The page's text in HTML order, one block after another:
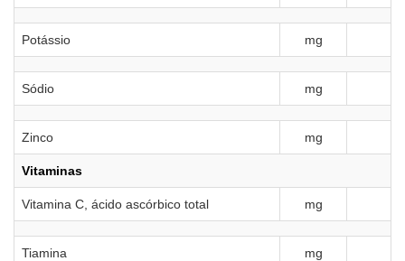
Potássio mg
Sódio mg
Zinco mg
Vitaminas
Vitamina C, ácido ascórbico total mg
Tiamina mg